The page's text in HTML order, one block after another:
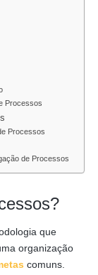
Processos
Processos
de Processos
que
organização
comuns.